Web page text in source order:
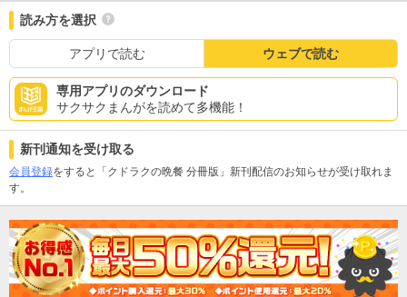
読み方を選択
アプリで読む ウェブで読む
専用アプリのダウンロード
サクサクまんがを読めて多機能！
新刊通知を受け取る
会員登録をすると「クドラクの晩餐 分冊版」新刊配信のお知らせが受け取れま
す。